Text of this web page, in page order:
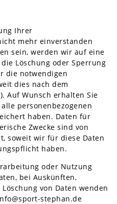
Ihrer
mehr einverstanden
sein, werden wir auf eine
Löschung oder Sperrung
die notwendigen
dies nach dem
Auf Wunsch erhalten Sie
personenbezogenen
haben. Daten für
Zwecke sind von
soweit wir für diese Daten
haben.
oder Nutzung
bei Auskünften,
von Daten wenden
stephan.de